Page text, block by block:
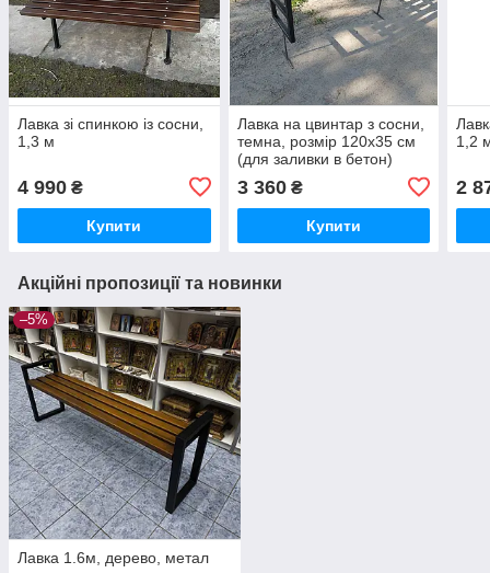
Лавка зі спинкою із сосни,
1,3 м
4 990 ₴
Купити
Лавка на цвинтар з сосни,
темна, розмір 120х35 см
(для заливки в бетон)
3 360₴
Купити
1,2
2
Акційні пропозиції та новинки
–5%
Лавка 1.6м, дерево, метал